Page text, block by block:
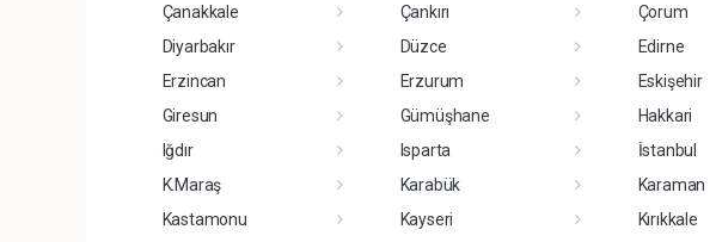
Çanakkale
Çankırı Çorum
Diyarbakır
Düzce Edirne
Erzincan
Erzurum Eskişehir
Giresun
Gümüşhane Hakkari
Iğdır
Isparta İstanbul
K.Maraş
Karabük Karaman
Kastamonu
Kayseri Kırıkkale